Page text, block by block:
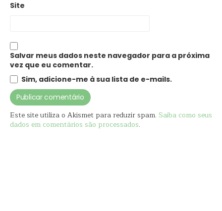
Site
Salvar meus dados neste navegador para a próxima
vez que eu comentar.
Sim, adicione-me à sua lista de e-mails.
Este site utiliza o Akismet para reduzir spam. Saiba como seus
dados em comentários são processados.